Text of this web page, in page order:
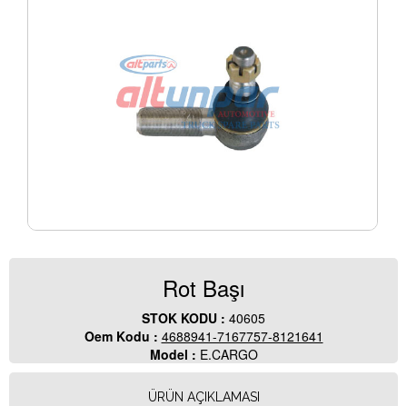
Rot Başı
STOK KODU : 40605
Oem Kodu : 4688941-7167757-8121641
Model : E.CARGO
ÜRÜN AÇIKLAMASI